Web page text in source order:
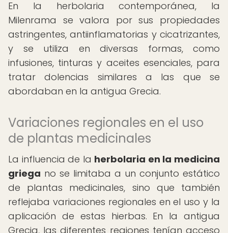
En la herbolaria contemporánea, la
Milenrama se valora por sus propiedades
astringentes, antiinflamatorias y cicatrizantes,
y se utiliza en diversas formas, como
infusiones, tinturas y aceites esenciales, para
tratar dolencias similares a las que se
abordaban en la antigua Grecia.
Variaciones regionales en el uso
de plantas medicinales
La influencia de la herbolaria en la medicina
griega no se limitaba a un conjunto estático
de plantas medicinales, sino que también
reflejaba variaciones regionales en el uso y la
aplicación de estas hierbas. En la antigua
Grecia, las diferentes regiones tenían acceso